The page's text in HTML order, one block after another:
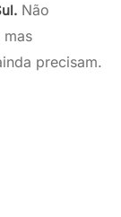
Não
mas
precisam.